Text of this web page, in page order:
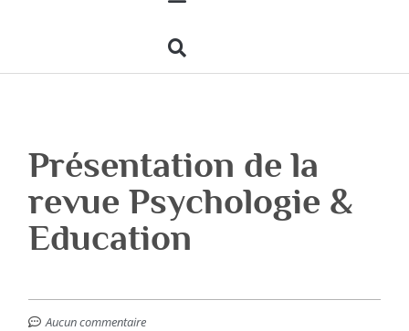
Présentation de la
revue Psychologie &
Education
Aucun commentaire